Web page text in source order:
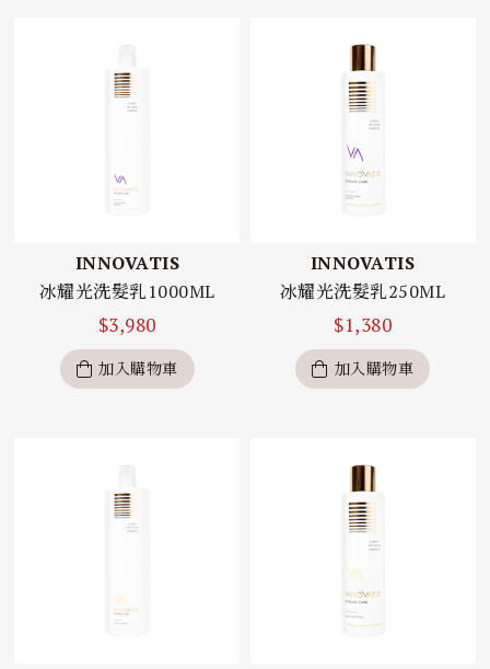
INNOVATIS
冰耀光洗髮乳1000ML
$3,980
加入購物車
INNOVATIS
冰耀光洗髮乳250ML
$1,380
加入購物車